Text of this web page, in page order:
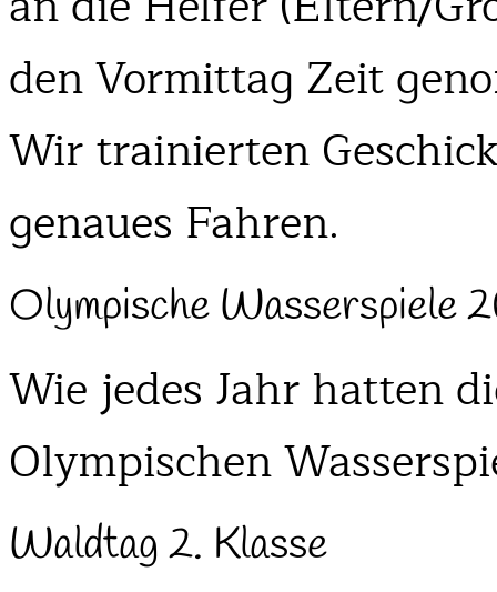
den Vormittag Zeit
Wir trainierten
genaues Fahren.
Olympische Wasserspiele
Wie jedes Jahr hatten
Olympischen
Waldtag 2. Klasse